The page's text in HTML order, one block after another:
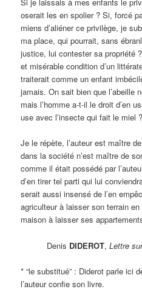
oserait les en spolier ? Si, forcé
miens d’aliéner ce privilège, je
ma place, qui pourrait, sans
justice, lui contester sa propriété
et misérable condition d’un
traiterait comme un enfant
jamais. On sait bien que l’abeille
mais l’homme a-t-il le droit d’en
use avec l’insecte qui fait le miel ?
Je le répète, l’auteur est maître
dans la société n’est maître de
comme il était possédé par
d’en tirer tel parti qui lui
serait aussi insensé de l’en
agriculteur à laisser son terrain
maison à laisser ses
Denis DIDEROT, Lettre
* “le substitué” : Diderot parle ici
l’auteur confie son livre.